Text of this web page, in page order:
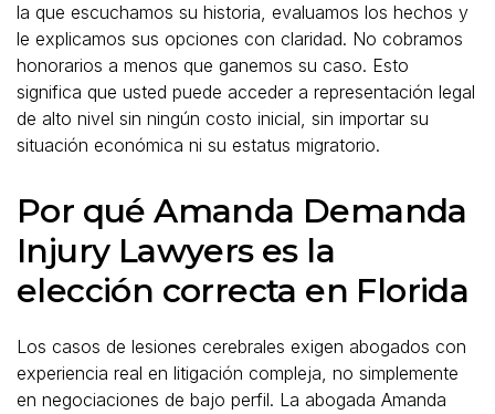
la que escuchamos su historia, evaluamos los hechos y
le explicamos sus opciones con claridad. No cobramos
honorarios a menos que ganemos su caso. Esto
significa que usted puede acceder a representación legal
de alto nivel sin ningún costo inicial, sin importar su
situación económica ni su estatus migratorio.
Por qué Amanda Demanda
Injury Lawyers es la
elección correcta en Florida
Los casos de lesiones cerebrales exigen abogados con
experiencia real en litigación compleja, no simplemente
en negociaciones de bajo perfil. La abogada Amanda